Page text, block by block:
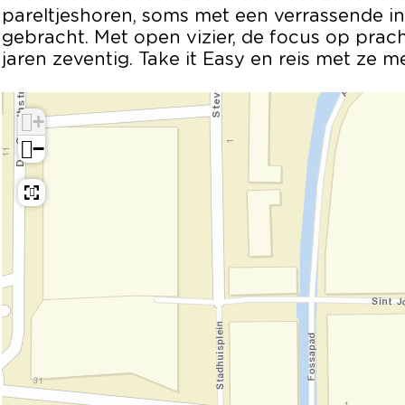
l
e
s
a
g
l
s
E
a
g
e
s
l
e
s
h
E
a
l
e
pareltjeshoren, soms met een verrassende
gebracht. Met open vizier, de focus op
jaren zeventig. Take it Easy en reis met ze
+
−